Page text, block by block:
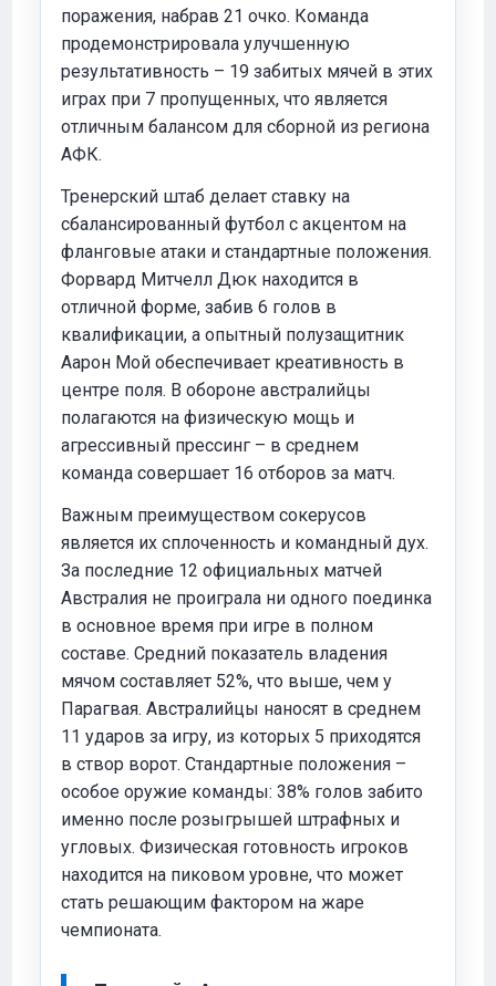
поражения, набрав 21 очко. Команда
продемонстрировала улучшенную
результативность – 19 забитых мячей в этих
играх при 7 пропущенных, что является
отличным балансом для сборной из региона
АФК.
Тренерский штаб делает ставку на
сбалансированный футбол с акцентом на
фланговые атаки и стандартные положения.
Форвард Митчелл Дюк находится в
отличной форме, забив 6 голов в
квалификации, а опытный полузащитник
Аарон Мой обеспечивает креативность в
центре поля. В обороне австралийцы
полагаются на физическую мощь и
агрессивный прессинг – в среднем
команда совершает 16 отборов за матч.
Важным преимуществом сокерусов
является их сплоченность и командный дух.
За последние 12 официальных матчей
Австралия не проиграла ни одного поединка
в основное время при игре в полном
составе. Средний показатель владения
мячом составляет 52%, что выше, чем у
Парагвая. Австралийцы наносят в среднем
11 ударов за игру, из которых 5 приходятся
в створ ворот. Стандартные положения –
особое оружие команды: 38% голов забито
именно после розыгрышей штрафных и
угловых. Физическая готовность игроков
находится на пиковом уровне, что может
стать решающим фактором на жаре
чемпионата.